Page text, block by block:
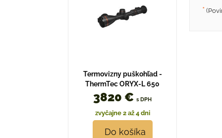
*
Termovizny puškohľad -
ThermTec ORYX-L 650
3820 € s DPH
zvyčajne 2 až 4 dni
Do košíka